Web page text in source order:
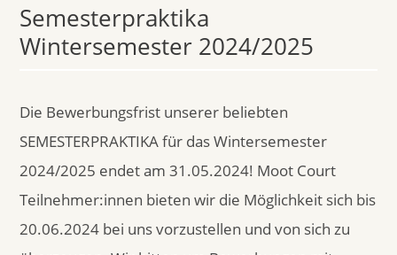
Semesterpraktika
Wintersemester 2024/2025
Die Bewerbungsfrist unserer beliebten
SEMESTERPRAKTIKA für das Wintersemester
2024/2025 endet am 31.05.2024! Moot Court
Teilnehmer:innen bieten wir die Möglichkeit sich bis
20.06.2024 bei uns vorzustellen und von sich zu